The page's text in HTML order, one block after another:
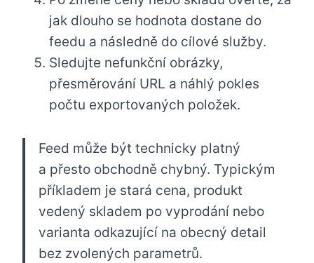
jak dlouho se hodnota dostane do
feedu a následně do cílové služby.
Sledujte nefunkční obrázky,
přesměrování URL a náhlý pokles
počtu exportovaných položek.
Feed může být technicky platný
a přesto obchodně chybný. Typickým
příkladem je stará cena, produkt
vedený skladem po vyprodání nebo
varianta odkazující na obecný detail
bez zvolených parametrů.